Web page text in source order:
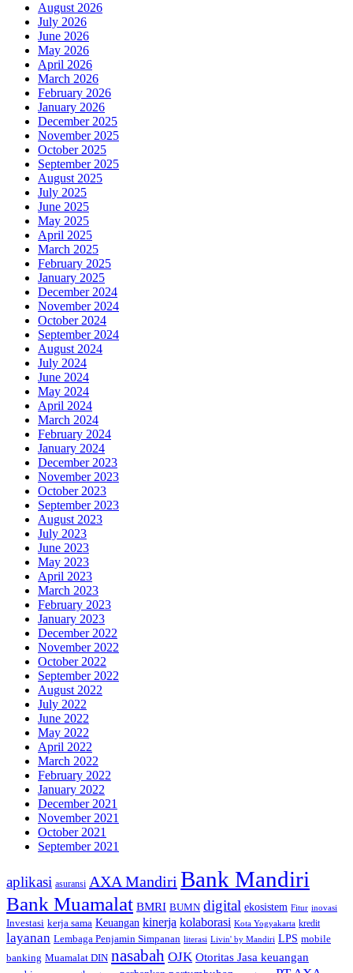
August 2026
July 2026
June 2026
May 2026
April 2026
March 2026
February 2026
January 2026
December 2025
November 2025
October 2025
September 2025
August 2025
July 2025
June 2025
May 2025
April 2025
March 2025
February 2025
January 2025
December 2024
November 2024
October 2024
September 2024
August 2024
July 2024
June 2024
May 2024
April 2024
March 2024
February 2024
January 2024
December 2023
November 2023
October 2023
September 2023
August 2023
July 2023
June 2023
May 2023
April 2023
March 2023
February 2023
January 2023
December 2022
November 2022
October 2022
September 2022
August 2022
July 2022
June 2022
May 2022
April 2022
March 2022
February 2022
January 2022
December 2021
November 2021
October 2021
September 2021
aplikasi asuransi AXA Mandiri Bank Mandiri
Bank Muamalat BMRI BUMN digital ekosistem Fitur inovasi
Investasi kerja sama Keuangan kinerja kolaborasi Kota Yogyakarta kredit
layanan Lembaga Penjamin Simpanan literasi Livin' by Mandiri LPS mobile
banking Muamalat DIN nasabah OJK Otoritas Jasa keuangan